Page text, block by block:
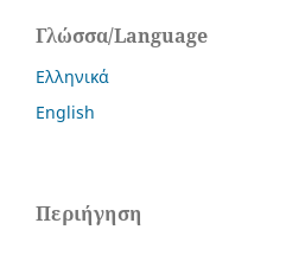
Γλώσσα/Language
Ελληνικά
English
Περιήγηση